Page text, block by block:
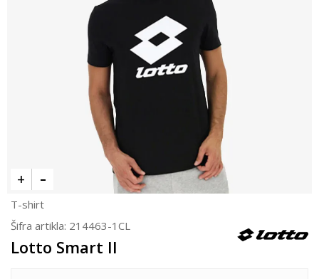
T-shirt
Šifra artikla: 214463-1CL
Lotto Smart II